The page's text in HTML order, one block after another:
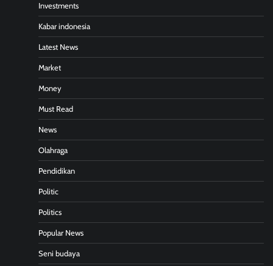
Investments
Kabar indonesia
Latest News
Market
Money
Must Read
News
Olahraga
Pendidikan
Politic
Politics
Popular News
Seni budaya